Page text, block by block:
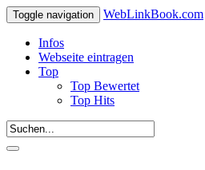
Toggle navigation WebLinkBook.com
Infos
Webseite eintragen
Top
Top Bewertet
Top Hits